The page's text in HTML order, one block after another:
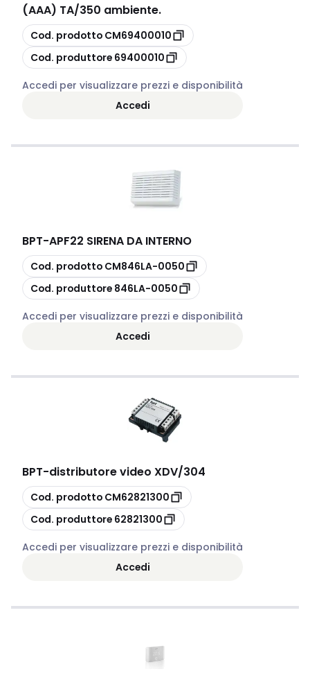
(AAA) TA/350 ambiente.
copia
Cod. prodotto CM69400010
copia
Cod. produttore 69400010
Accedi per visualizzare prezzi e disponibilità
Accedi
BPT-APF22 SIRENA DA INTERNO
copia
Cod. prodotto CM846LA-0050
copia
Cod. produttore 846LA-0050
Accedi per visualizzare prezzi e disponibilità
Accedi
BPT-distributore video XDV/304
copia
Cod. prodotto CM62821300
copia
Cod. produttore 62821300
Accedi per visualizzare prezzi e disponibilità
Accedi